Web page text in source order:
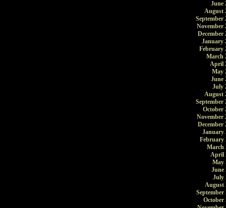
June
August
September
November
December
January
February
March
April
May
June
July
August
September
October
November
December
January
February
March
April
May
June
July
August
September
October